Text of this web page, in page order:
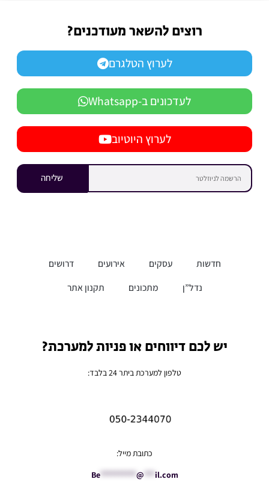
רוצים להשאר מעודכנים?
לערוץ הטלגרם
לעדכונים ב-Whatsapp
לערוץ היוטיוב
שליחה
חדשות עסקים אירועים
דרושים
נדל”ן
מתכונים תקנון אתר
יש לכם דיווחים או פניות למערכת?
טלפון למערכת ביתר 24 בלבד:
כתובת מייל:
Be********** @ il.com